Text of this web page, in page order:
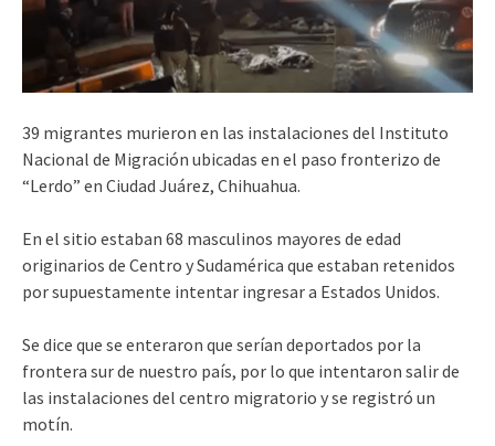
39 migrantes murieron en las instalaciones del Instituto
Nacional de Migración ubicadas en el paso fronterizo de
“Lerdo” en Ciudad Juárez, Chihuahua.
En el sitio estaban 68 masculinos mayores de edad
originarios de Centro y Sudamérica que estaban retenidos
por supuestamente intentar ingresar a Estados Unidos.
Se dice que se enteraron que serían deportados por la
frontera sur de nuestro país, por lo que intentaron salir de
las instalaciones del centro migratorio y se registró un
motín.